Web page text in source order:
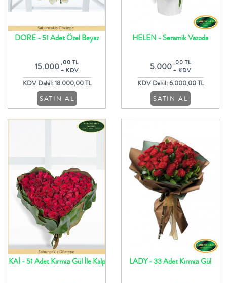
DORE - 51 Adet Özel Beyaz
15.000 ,00 TL
+ KDV
KDV Dahil: 18.000,00 TL
SATIN AL
HELEN - Seramik Vazoda
5.000 ,00 TL
+ KDV
KDV Dahil: 6.000,00 TL
SATIN AL
KAİ - 51 Adet Kırmızı Gül İle Kalp
LADY - 33 Adet Kırmızı Gül